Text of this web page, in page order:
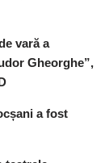
vară a
Gheorghe”,
a fost